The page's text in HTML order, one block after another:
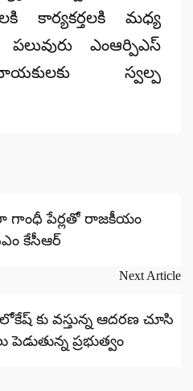
కార్యకర్తలకి మధ్య
ఎంఆర్పిఎస్
స్వల్ప
గాంధీ పేర్లతో రాజకీయం
కేసీఆర్
Next Article
కు వస్తున్న ఆదరణ చూసి
పెడుతున్న ప్రభుత్వం